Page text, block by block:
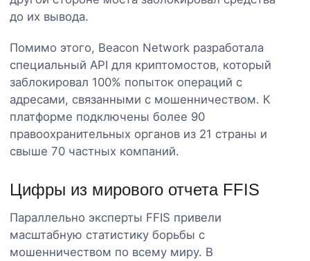
до их вывода.
Помимо этого, Beacon Network разработала
специальный API для криптомостов, который
заблокировал 100% попыток операций с
адресами, связанными с мошенничеством. К
платформе подключены более 90
правоохранительных органов из 21 страны и
свыше 70 частных компаний.
Цифры из мирового отчета FFIS
Параллельно эксперты FFIS привели
масштабную статистику борьбы с
мошенничеством по всему миру. В